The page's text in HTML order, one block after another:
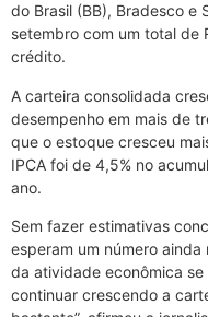
do Brasil (BB), Bradesco e
setembro com um total de
crédito.
A carteira consolidada
desempenho em mais de
que o estoque cresceu
IPCA foi de 4,5% no
ano.
Sem fazer estimativas
esperam um número
da atividade econômica se
continuar crescendo a